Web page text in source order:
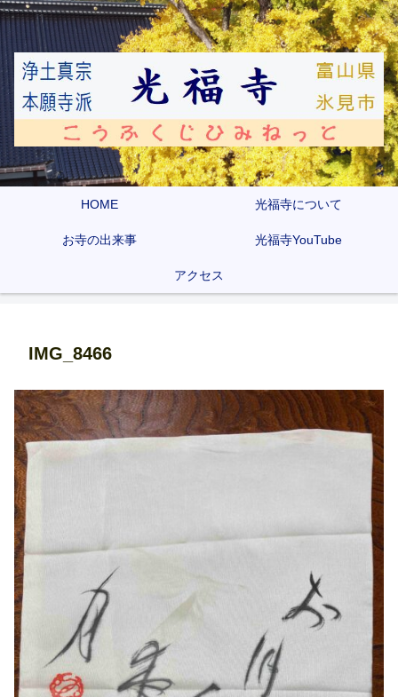
HOME 光福寺について
お寺の出来事 光福寺YouTube
アクセス
IMG_8466